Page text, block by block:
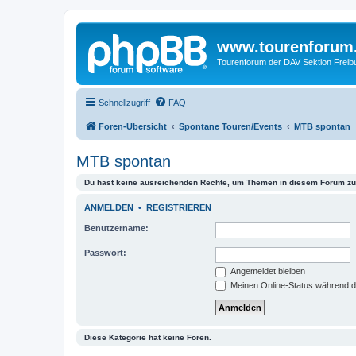
Tourenforum der DAV Sektion
Schnellzugriff FAQ
Foren-Übersicht Spontane Touren/Events MTB spontan
MTB spontan
Du hast keine ausreichenden Rechte, um Themen in diesem Forum
ANMELDEN • REGISTRIEREN
Benutzername:
Passwort:
Angemeldet bleiben
Meinen Online-Status während
Diese Kategorie hat keine Foren.